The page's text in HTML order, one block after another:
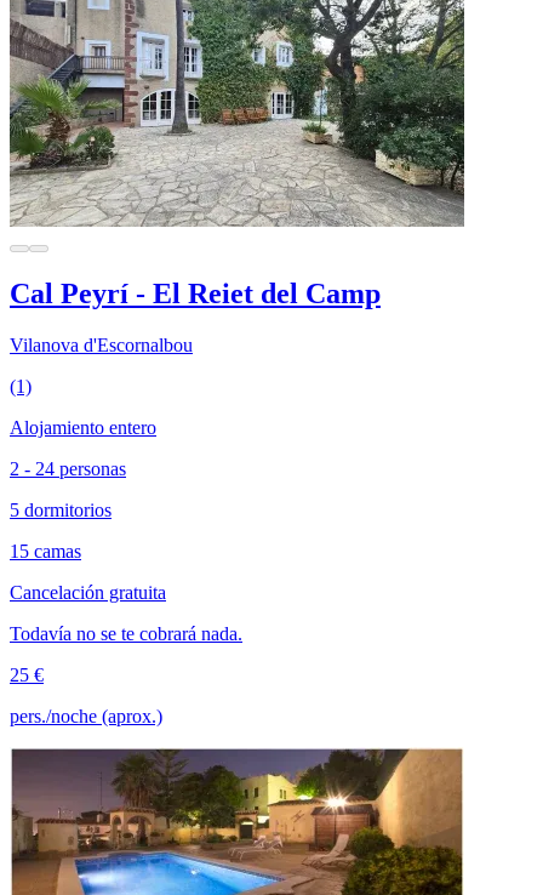
Cal Peyrí - El Reiet del Camp
Vilanova d'Escornalbou
(1)
Alojamiento entero
2 - 24 personas
5 dormitorios
15 camas
Cancelación gratuita
Todavía no se te cobrará nada.
25 €
pers./noche (aprox.)